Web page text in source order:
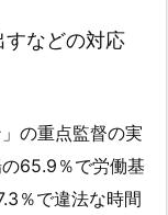
すなどの対応
の重点監督の実
65.9％で労働基
％で違法な時間